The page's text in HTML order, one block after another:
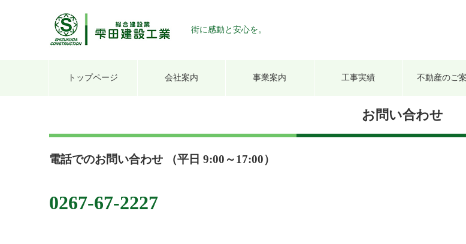
街に感動と安心を。
トップページ 会社案内 事業案内 工事実績 不動産のご
お問い合わせ
電話でのお問い合わせ （平日 9:00～17:00）
0267-67-2227